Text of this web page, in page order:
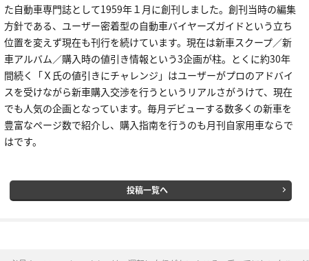
た自動車専門誌として1959年１月に創刊しました。創刊当時の編集
方針である、ユーザー密着型の自動車バイヤーズガイドという立ち
位置を変えず現在も刊行を続けています。現在は新車スクープ／新
車アルバム／購入時の値引き情報という3企画が柱。とくに約30年
間続く「Ｘ氏の値引きにチャレンジ」はユーザーがプロのアドバイ
スを受けながら新車購入交渉を行うというリアルさがうけて、現在
でも人気の企画となっています。毎月デビューする数多くの新車を
豊富なページ数で紹介し、購入指南を行うのも月刊自家用車ならで
はです。
投稿一覧へ